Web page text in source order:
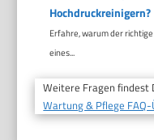
Hochdruckreinigern?
Erfahre, warum der
eines...
Weitere Fragen findest
Wartung & Pflege